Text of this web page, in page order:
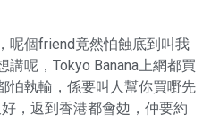
呢個friend竟然怕蝕底到叫我
講呢，Tokyo Banana上網都買
怕執輸，係要叫人幫你買嘢先
，返到香港都會攰，仲要約